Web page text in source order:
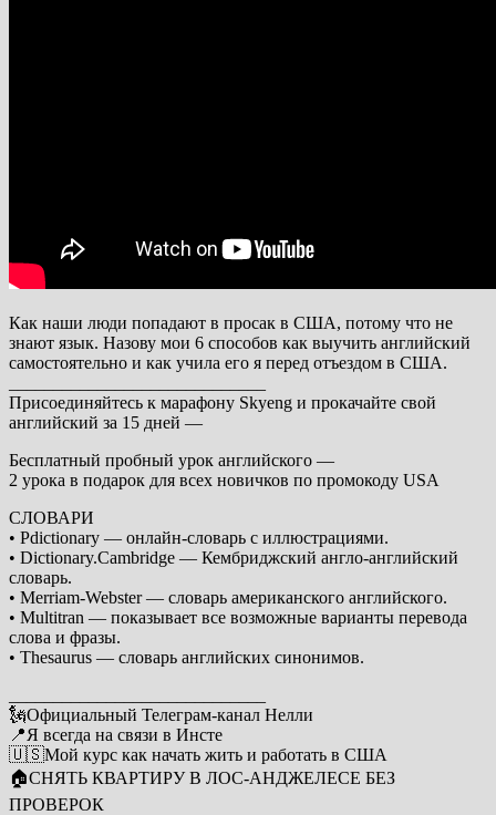
Как наши люди попадают в просак в США, потому что не
знают язык. Назову мои 6 способов как выучить английский
самостоятельно и как учила его я перед отъездом в США.
Присоединяйтесь к марафону Skyeng и прокачайте свой
английский за 15 дней —
Бесплатный пробный урок английского —
2 урока в подарок для всех новичков по промокоду USA
СЛОВАРИ
• Pdictionary — онлайн-словарь с иллюстрациями.
• Dictionary.Сambridge — Кембриджский англо-английский
словарь.
• Merriam-Webster — словарь американского английского.
• Multitran — показывает все возможные варианты перевода
слова и фразы.
• Thesaurus — словарь английских синонимов.
🗽Официальный Телеграм-канал Нелли
📍Я всегда на связи в Инсте
🇺🇸Мой курс как начать жить и работать в США
🏠СНЯТЬ КВАРТИРУ В ЛОС-АНДЖЕЛЕСЕ БЕЗ
ПРОВЕРОК